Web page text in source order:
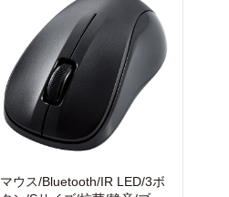
マウス/Bluetooth/IR LED/3ボ